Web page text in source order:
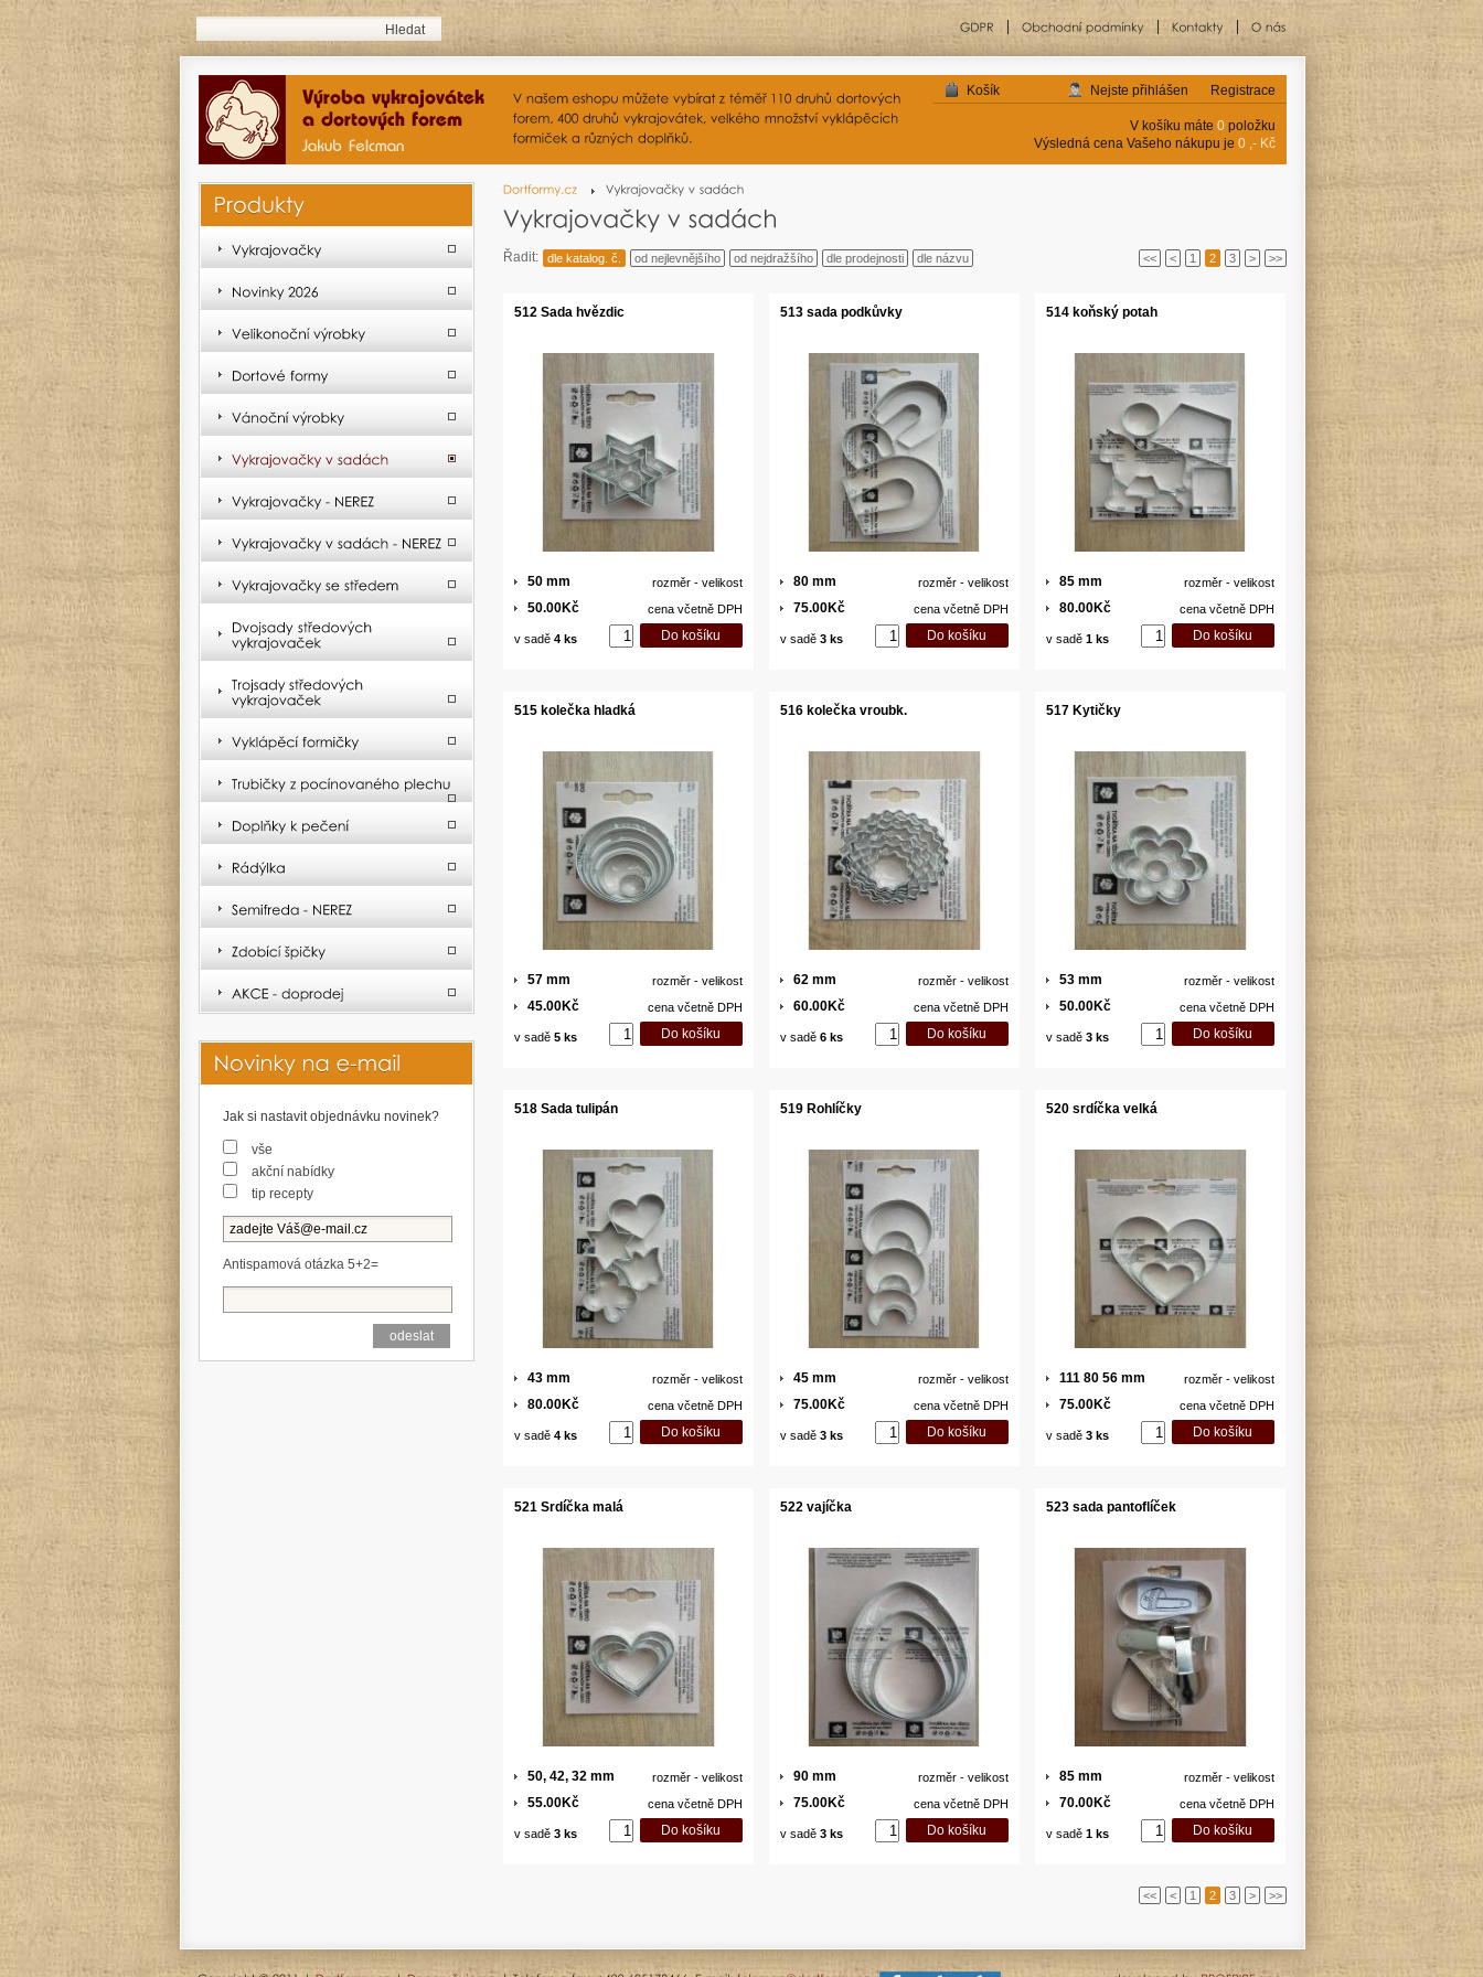
Registrace
Nejste přihlášen
Košík
V košíku máte 0 položku
Výsledná cena Vašeho nákupu je 0 ,- Kč
<< < 1 2 3 > >>
Řadit: dle katalog. č. od nejlevnějšího od nejdražšího dle prodejnosti dle názvu
512 Sada hvězdic
rozměr - velikost
50 mm
cena včetně DPH
50.00Kč
v sadě 4 ks
513 sada podkůvky
rozměr - velikost
80 mm
cena včetně DPH
75.00Kč
v sadě 3 ks
514 koňský potah
rozměr - velikost
85 mm
cena včetně DPH
80.00Kč
v sadě 1 ks
515 kolečka hladká
rozměr - velikost
57 mm
cena včetně DPH
45.00Kč
v sadě 5 ks
516 kolečka vroubk.
rozměr - velikost
62 mm
cena včetně DPH
60.00Kč
v sadě 6 ks
517 Kytičky
rozměr - velikost
53 mm
cena včetně DPH
50.00Kč
v sadě 3 ks
518 Sada tulipán
rozměr - velikost
43 mm
cena včetně DPH
80.00Kč
v sadě 4 ks
519 Rohlíčky
rozměr - velikost
45 mm
cena včetně DPH
75.00Kč
v sadě 3 ks
520 srdíčka velká
rozměr - velikost
111 80 56 mm
cena včetně DPH
75.00Kč
v sadě 3 ks
521 Srdíčka malá
rozměr - velikost
50, 42, 32 mm
cena včetně DPH
55.00Kč
v sadě 3 ks
522 vajíčka
rozměr - velikost
90 mm
cena včetně DPH
75.00Kč
v sadě 3 ks
523 sada pantoflíček
rozměr - velikost
85 mm
cena včetně DPH
70.00Kč
v sadě 1 ks
<< < 1 2 3 > >>
Jak si nastavit objednávku novinek?
vše
akční nabídky
tip recepty
Antispamová otázka 5+2=